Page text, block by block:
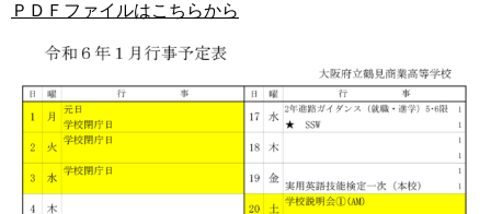
ＰＤＦファイルはこちらから